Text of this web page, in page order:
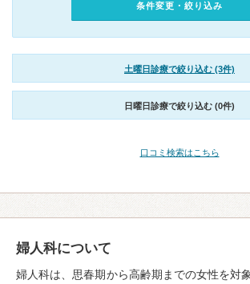
条件変更・絞り込み
土曜日診療で絞り込む (3件)
日曜日診療で絞り込む (0件)
口コミ検索はこちら
婦人科について
婦人科は、思春期から高齢期までの女性を対